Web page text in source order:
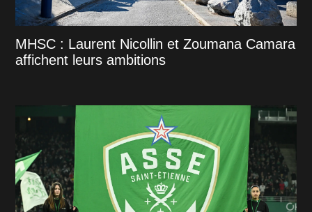
MHSC : Laurent Nicollin et Zoumana Camara
affichent leurs ambitions